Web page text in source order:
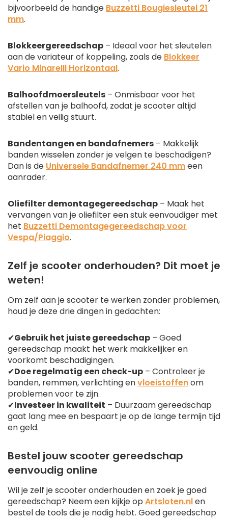
bijvoorbeeld de handige Buzzetti Bougiesleutel 21
mm.
Blokkeergereedschap – Ideaal voor het sleutelen
aan de variateur of koppeling, zoals de Blokkeer
Vario Minarelli Horizontaal.
Balhoofdmoersleutels – Onmisbaar voor het
afstellen van je balhoofd, zodat je scooter altijd
stabiel en veilig stuurt.
Bandentangen en bandafnemers – Makkelijk
banden wisselen zonder je velgen te beschadigen?
Dan is de Universele Bandafnemer 240 mmeen
aanrader.
Oliefilter demontagegereedschap – Maak het
vervangen van je oliefilter een stuk eenvoudiger met
het Buzzetti Demontagegereedschap voor
Vespa/Piaggio.
Zelf je scooter onderhouden? Dit moet je
weten!
Om zelf aan je scooter te werken zonder problemen,
houd je deze drie dingen in gedachten:
✔Gebruik het juiste gereedschap – Goed
gereedschap maakt het werk makkelijker en
voorkomt beschadigingen.
✔Doe regelmatig een check-up – Controleer je
banden, remmen, verlichting envloeistoffenom
problemen voor te zijn.
✔Investeer in kwaliteit – Duurzaam gereedschap
gaat lang mee en bespaart je op de lange termijn tijd
en geld.
Bestel jouw scooter gereedschap
eenvoudig online
Wil je zelf je scooter onderhouden en zoek je goed
gereedschap? Neem een kijkje op Artsloten.nlen
bestel de tools die je nodig hebt. Goed gereedschap